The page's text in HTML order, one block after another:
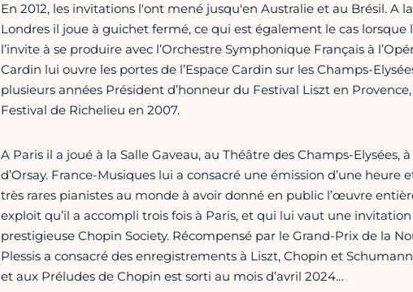
En 2012, les invitations l'ont mené jusqu'en Australie et au Brésil. A
Londres il joue à guichet fermé, ce qui est également le cas
l’invite à se produire avec l’Orchestre Symphonique Français à
Cardin lui ouvre les portes de l’Espace Cardin sur les Champs-
plusieurs années Président d’honneur du Festival Liszt en
Festival de Richelieu en 2007.
A Paris il a joué à la Salle Gaveau, au Théâtre des Champs-Elysées,
d’Orsay. France-Musiques lui a consacré une émission d’une heure
très rares pianistes au monde à avoir donné en public l’œuvre
exploit qu’il a accompli trois fois à Paris, et qui lui vaut une
prestigieuse Chopin Society. Récompensé par le Grand-Prix de la
Plessis a consacré des enregistrements à Liszt, Chopin et
et aux Préludes de Chopin est sorti au mois d’avril 2024…